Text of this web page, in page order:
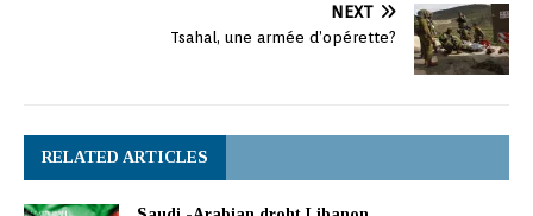
NEXT
Tsahal, une armée d’opérette?
RELATED ARTICLES